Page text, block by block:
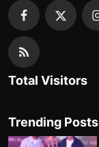
Total Visitors
Trending Posts